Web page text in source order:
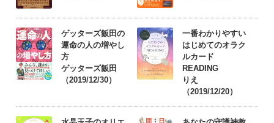
ゲッターズ飯田の
運命の人の増やし
方
ゲッターズ飯田
（2019/12/30）
一番わかりやすい
はじめてのオラク
ルカード
READING
りえ
（2019/12/20）